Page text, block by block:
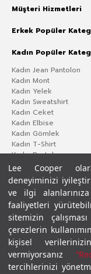
Lee Cooper
deneyiminizi
ve ilgi
faaliyetleri
sitemizin
çerezlerin
kişisel
vermiyorsanız
tercihlerinizi
Müşteri Hizmetleri
Erkek Popüler
Kadın Popüler
Kadın Jean Pantolon
Kadın Mont
Kadın Yelek
Kadın Sweatshirt
Kadın Ceket
Kadın Elbise
Kadın Gömlek
Kadın T-Shirt
Kadın Pantolon
Gizlilik PolitikasıÇerez